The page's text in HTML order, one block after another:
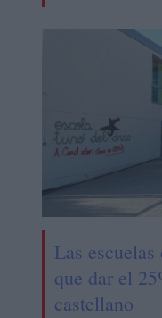
Las
que dar el
castellano